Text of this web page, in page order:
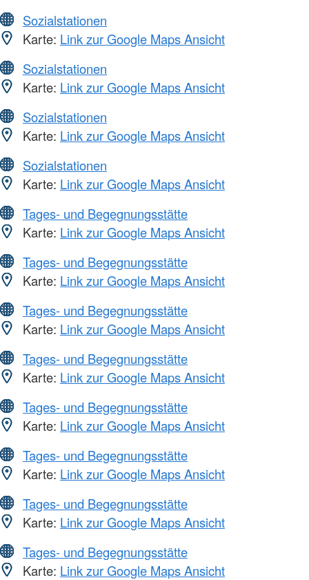
Sozialstationen
Karte: Link zur Google Maps Ansicht
Sozialstationen
Karte: Link zur Google Maps Ansicht
Sozialstationen
Karte: Link zur Google Maps Ansicht
Sozialstationen
Karte: Link zur Google Maps Ansicht
Tages- und Begegnungsstätte
Karte: Link zur Google Maps Ansicht
Tages- und Begegnungsstätte
Karte: Link zur Google Maps Ansicht
Tages- und Begegnungsstätte
Karte: Link zur Google Maps Ansicht
Tages- und Begegnungsstätte
Karte: Link zur Google Maps Ansicht
Tages- und Begegnungsstätte
Karte: Link zur Google Maps Ansicht
Tages- und Begegnungsstätte
Karte: Link zur Google Maps Ansicht
Tages- und Begegnungsstätte
Karte: Link zur Google Maps Ansicht
Tages- und Begegnungsstätte
Karte: Link zur Google Maps Ansicht